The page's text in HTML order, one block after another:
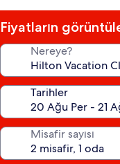
yeri
Fiyatların
Nereye?
Tarihler
Misafir sayısı